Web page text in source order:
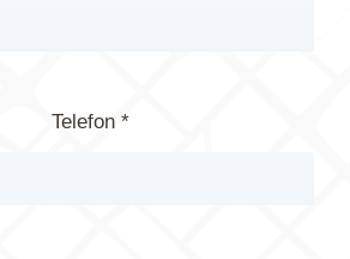
Telefon *